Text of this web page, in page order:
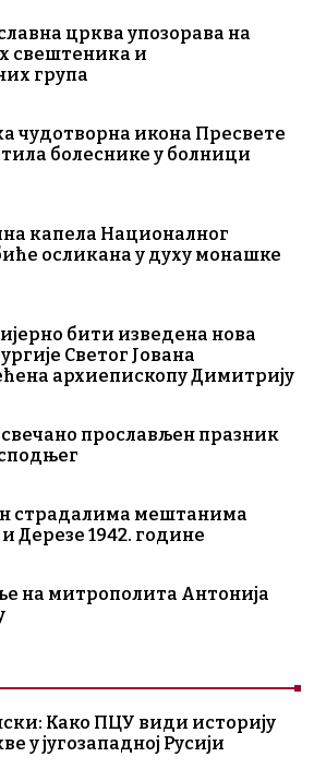
црква упозорава на
свештеника и
група
чудотворна икона Пресвете
болеснике у болници
капела Националног
осликана у духу монашке
бити изведена нова
Светог Јована
архиепископу Димитрију
прослављен празник
страдалима мештанима
Дерезе 1942. године
на митрополита Антонија
Како ПЦУ види историју
у југозападној Русији